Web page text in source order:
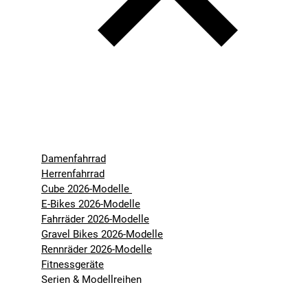
Damenfahrrad
Herrenfahrrad
Cube 2026-Modelle
E-Bikes 2026-Modelle
Fahrräder 2026-Modelle
Gravel Bikes 2026-Modelle
Rennräder 2026-Modelle
Fitnessgeräte
Serien & Modellreihen